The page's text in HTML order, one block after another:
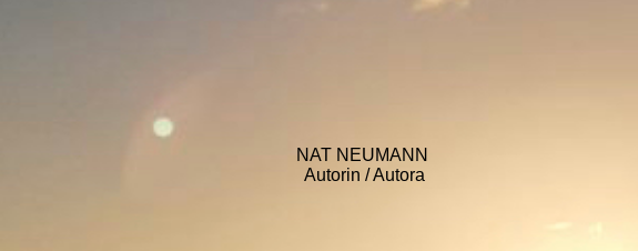
NAT NEUMANN
Autorin / Autora